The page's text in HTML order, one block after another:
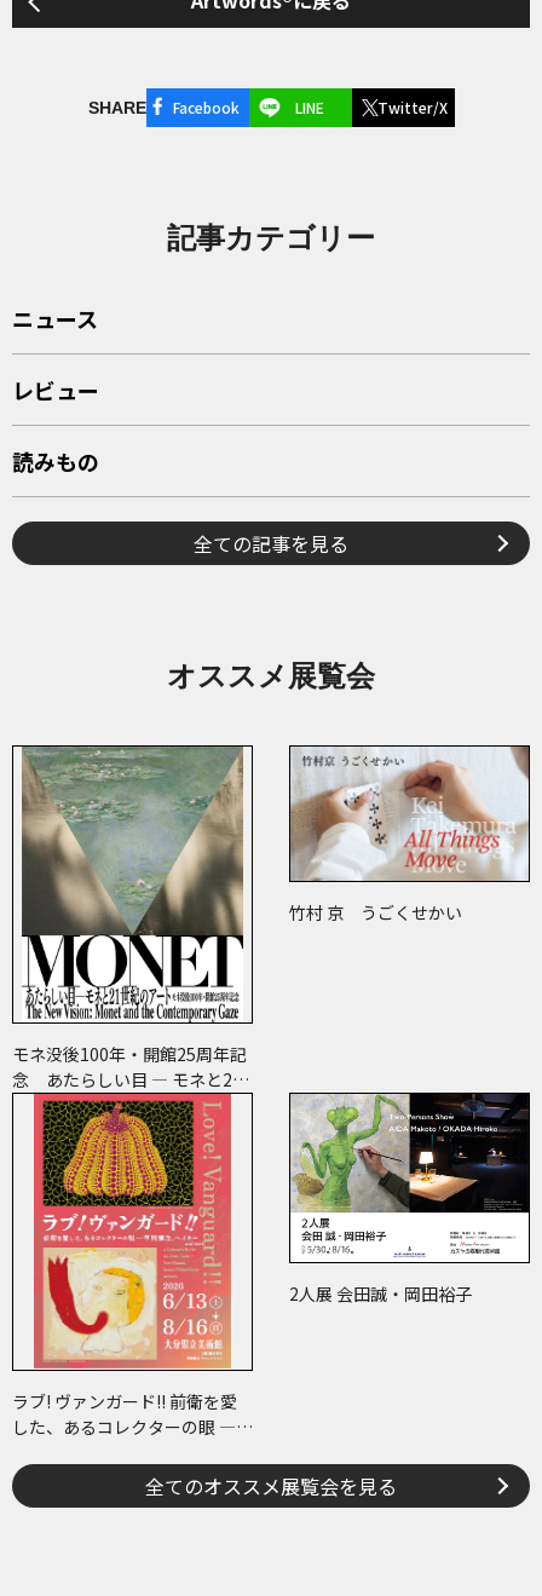
SHARE Facebook LINE Twitter/X
記事カテゴリー
ニュース
レビュー
読みもの
全ての記事を見る
オススメ展覧会
モネ没後100年・開館25周年記
念 あたらしい目 ― モネと21
世紀のアート
竹村 京 うごくせかい
ラブ! ヴァンガード!! 前衛を愛
した、あるコレクターの眼 ―草
2人展 会田誠・岡田裕子
全てのオススメ展覧会を見る